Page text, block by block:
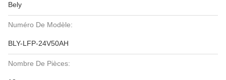
Bely
Numéro De Modèle:
BLY-LFP-24V50AH
Nombre De Pièces: